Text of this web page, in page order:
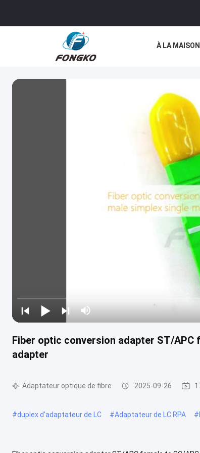
À LA MAISON
Fiber optic conversion adapter ST/APC
adapter
Adaptateur optique de fibre 2025-09-26
#duplex d'adaptateur de LC #Adaptateur de LC RPA #